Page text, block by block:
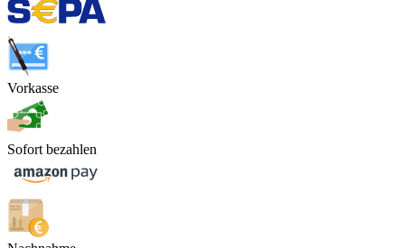
Vorkasse
Sofort bezahlen